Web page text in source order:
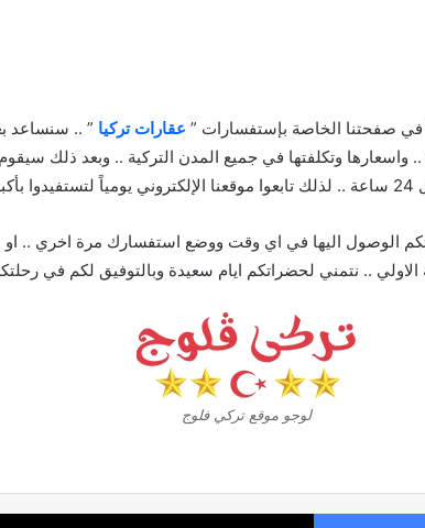
في صفحتنا الخاصة بإستفسارات ” عقارات تركيا ” .. سنساعد
وتكلفتها في جميع المدن التركية .. وبعد ذلك
الوصول اليها في اي وقت ووضع استفسارك مرة اخري ..
.. نتمني لحضراتكم ايام سعيدة وبالتوفيق لكم في
لوجو موقع تركي فلوج
فيسبوك